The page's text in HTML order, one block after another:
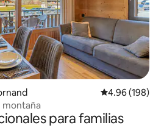
Calificación
4.96 (198)
montaña
para familias